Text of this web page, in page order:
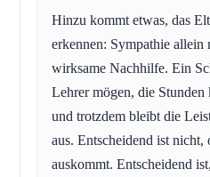
Hinzu kommt etwas, das
erkennen: Sympathie allein
wirksame Nachhilfe. Ein
Lehrer mögen, die Stunden
und trotzdem bleibt die
aus. Entscheidend ist nicht,
auskommt. Entscheidend